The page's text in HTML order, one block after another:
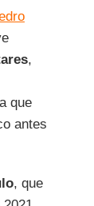
,
que
antes
, que